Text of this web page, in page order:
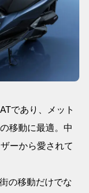
であり、メット
移動に最適。中
ーから愛されて
の移動だけでな